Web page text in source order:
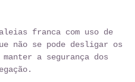
baleias franca com uso de
não se pode desligar os
a segurança dos